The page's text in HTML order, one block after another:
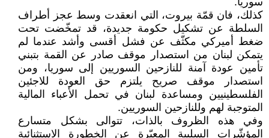
كذلك، فان قمّة بيروت، التي انعقدت وسط عجز أطراف
السلطة عن تشكيل حكومة جديدة، قد تمخّضت تحت
ضغط أميركي مكثّف عن فشل أقسى وأشد عندما لم
يتمكن لبنان من استصدار موقف صادر عن القمة بتبني
تأمين عودة آمنة للنازحين السوريين إلى سوريا، ومن
استصدار موقف صريح يلتزم حق العودة للاجئين
الفلسطينيين ومساعدة لبنان في تحمل الأعباء المالية
المتوجبة لهم وللنازحين السوريين.
وفي هذه الظروف بالذات، تتوالى بشكل متسارع
المؤشّرات السلبية المعبّرة عن الخطورة الاستثنائية